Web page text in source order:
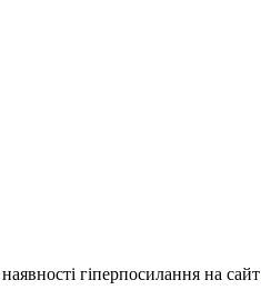
гіперпосилання на сайт